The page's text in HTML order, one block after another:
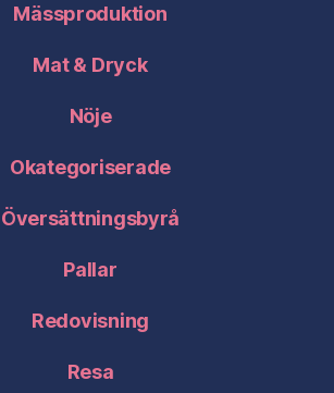
Mässproduktion
Mat & Dryck
Nöje
Okategoriserade
Översättningsbyrå
Pallar
Redovisning
Resa